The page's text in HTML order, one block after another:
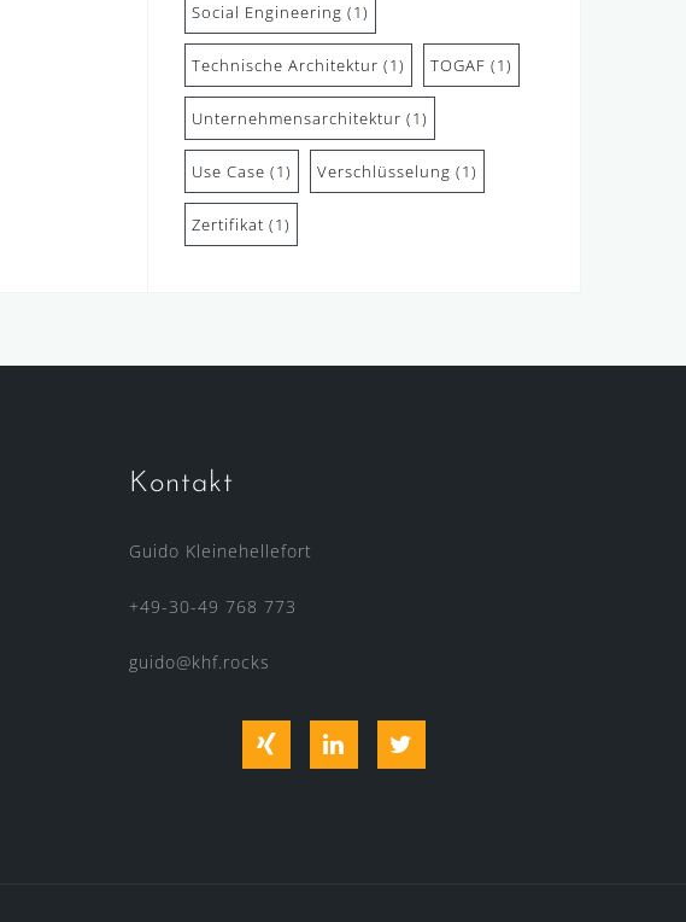
Social Engineering (1)
Technische Architektur (1) TOGAF (1)
Unternehmensarchitektur (1)
Use Case (1) Verschlüsselung (1)
Zertifikat (1)
Kontakt
Guido Kleinehellefort
+49-30-49 768 773
guido@khf.rocks
Xing LinkedIn